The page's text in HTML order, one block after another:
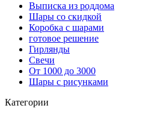
Выписка из роддома
Шары со скидкой
Коробка с шарами
готовое решение
Гирлянды
Свечи
От 1000 до 3000
Шары с рисунками
Категории